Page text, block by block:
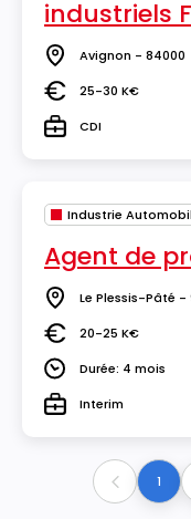
industriels
Lieu Avignon - 84000
Salaire25-30 K€
TypeCDI
Industrie
Agent de
Lieu Le Plessis-Pâté -
Salaire20-25 K€
DuréeDurée: 4 mois
TypeInterim
Previous1